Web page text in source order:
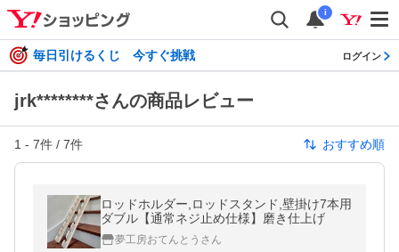
i
毎日引けるくじ 今すぐ挑戦 ログイン
jrk********さんの商品レビュー
1 - 7件 / 7件 おすすめ順
ロッドホルダー,ロッドスタンド,壁掛け7本用
ダブル【通常ネジ止め仕様】磨き仕上げ
夢工房おてんとうさん